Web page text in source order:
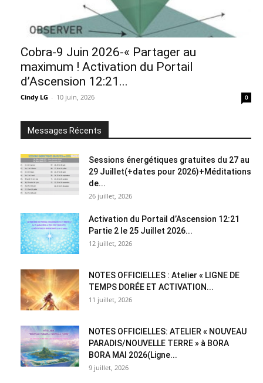
Cobra-9 Juin 2026-« Partager au
maximum ! Activation du Portail
d’Ascension 12:21...
Cindy LG - 10 juin, 2026 0
Messages Récents
Sessions énergétiques gratuites du 27 au
29 Juillet(+dates pour 2026)+Méditations
de...
26 juillet, 2026
Activation du Portail d’Ascension 12:21
Partie 2 le 25 Juillet 2026...
12 juillet, 2026
NOTES OFFICIELLES : Atelier « LIGNE DE
TEMPS DORÉE ET ACTIVATION...
11 juillet, 2026
NOTES OFFICIELLES: ATELIER « NOUVEAU
PARADIS/NOUVELLE TERRE » à BORA
BORA MAI 2026(Ligne...
9 juillet, 2026